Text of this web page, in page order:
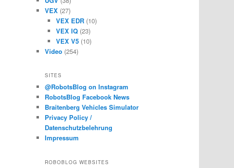
VEX (27)
VEX EDR(10)
VEX IQ(23)
VEX V5(10)
Video (254)
SITES
@RobotsBlog on Instagram
RobotsBlog Facebook News
Braitenberg Vehicles Simulator
Privacy Policy /
Datenschutzbelehrung
Impressum
ROBOBLOG WEBSITES